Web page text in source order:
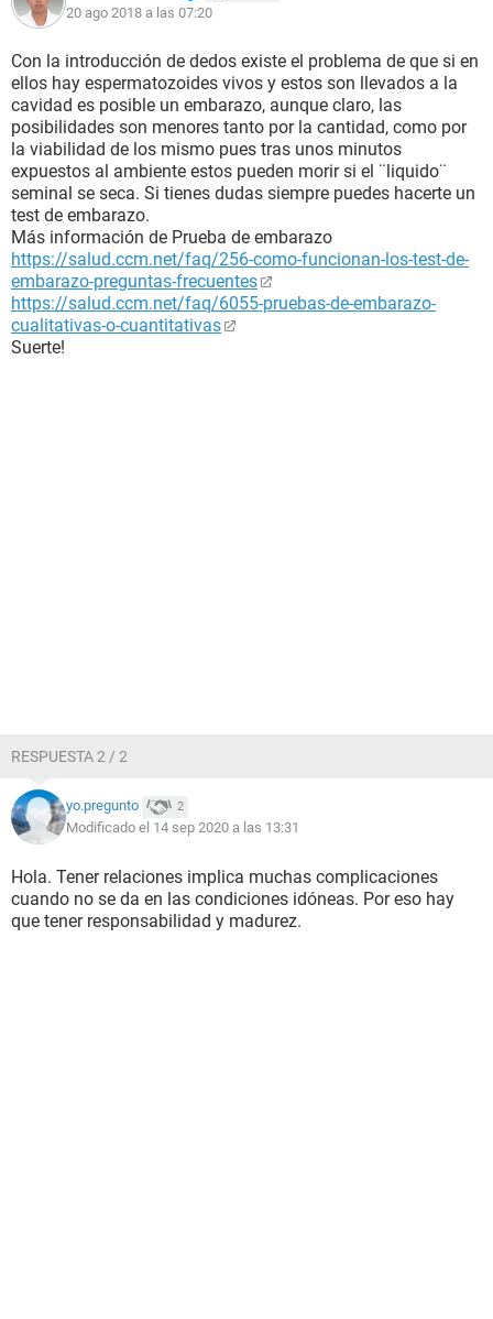
20 ago 2018 a las 07:20
Con la introducción de dedos existe el problema de que si en
ellos hay espermatozoides vivos y estos son llevados a la
cavidad es posible un embarazo, aunque claro, las
posibilidades son menores tanto por la cantidad, como por
la viabilidad de los mismo pues tras unos minutos
expuestos al ambiente estos pueden morir si el ¨liquido¨
seminal se seca. Si tienes dudas siempre puedes hacerte un
test de embarazo.
Más información de Prueba de embarazo
https://salud.ccm.net/faq/256-como-funcionan-los-test-de-
embarazo-preguntas-frecuentes
https://salud.ccm.net/faq/6055-pruebas-de-embarazo-
cualitativas-o-cuantitativas
Suerte!
RESPUESTA 2 / 2
yo.pregunto 2
Modificado el 14 sep 2020 a las 13:31
Hola. Tener relaciones implica muchas complicaciones
cuando no se da en las condiciones idóneas. Por eso hay
que tener responsabilidad y madurez.